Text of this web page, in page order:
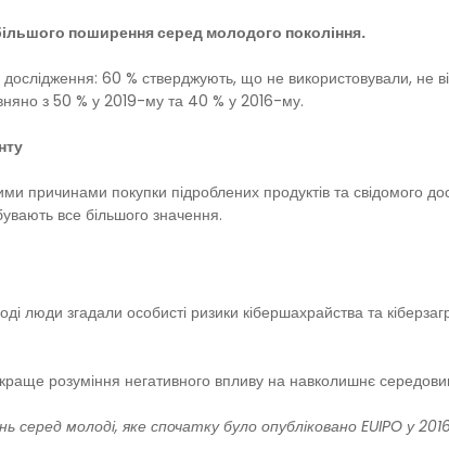
поширення серед молодого покоління.
60 % стверджують, що не використовували,
з 50 % у 2019-му та 40 % у 2016-му.
причинами покупки підроблених продуктів та свідомого
все більшого значення.
люди згадали особисті ризики кібершахрайства та
розуміння негативного впливу на навколишнє
серед молоді, яке спочатку було опубліковано EUIPO у